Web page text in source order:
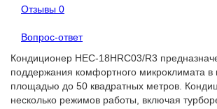
Отзывы 0
Вопрос-ответ
Кондиционер HEC-18HRC03/R3
поддержания комфортного микроклимата
площадью до 50 квадратных метров.
несколько режимов работы, включая